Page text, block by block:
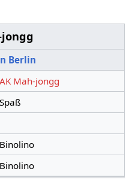
jongg
Berlin
AK Mah-jongg
Spaß
Binolino
Binolino